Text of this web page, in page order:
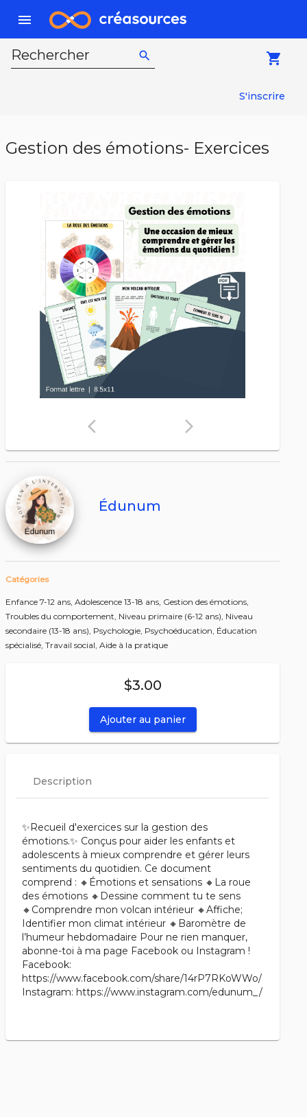
menu
Rechercher search local_grocery_store
S'inscrire
Gestion des émotions- Exercices
arrow_back_ios arrow_forward_ios
Catégories
Enfance 7-12 ans, Adolescence 13-18 ans, Gestion des émotions,
Troubles du comportement, Niveau primaire (6-12 ans), Niveau
secondaire (13-18 ans), Psychologie, Psychoéducation, Éducation
spécialisé, Travail social, Aide à la pratique
$3.00
Ajouter au panier
Édunum
Description
✨Recueil d'exercices sur la gestion des
émotions.✨ Conçus pour aider les enfants et
adolescents à mieux comprendre et gérer leurs
sentiments du quotidien. Ce document
comprend : 🔸Émotions et sensations 🔸La roue
des émotions 🔸Dessine comment tu te sens
🔸Comprendre mon volcan intérieur 🔸Affiche;
Identifier mon climat intérieur 🔸Baromètre de
l’humeur hebdomadaire Pour ne rien manquer,
abonne-toi à ma page Facebook ou Instagram !
Facebook:
https://www.facebook.com/share/14rP7RKoWWo/
Instagram: https://www.instagram.com/edunum_/